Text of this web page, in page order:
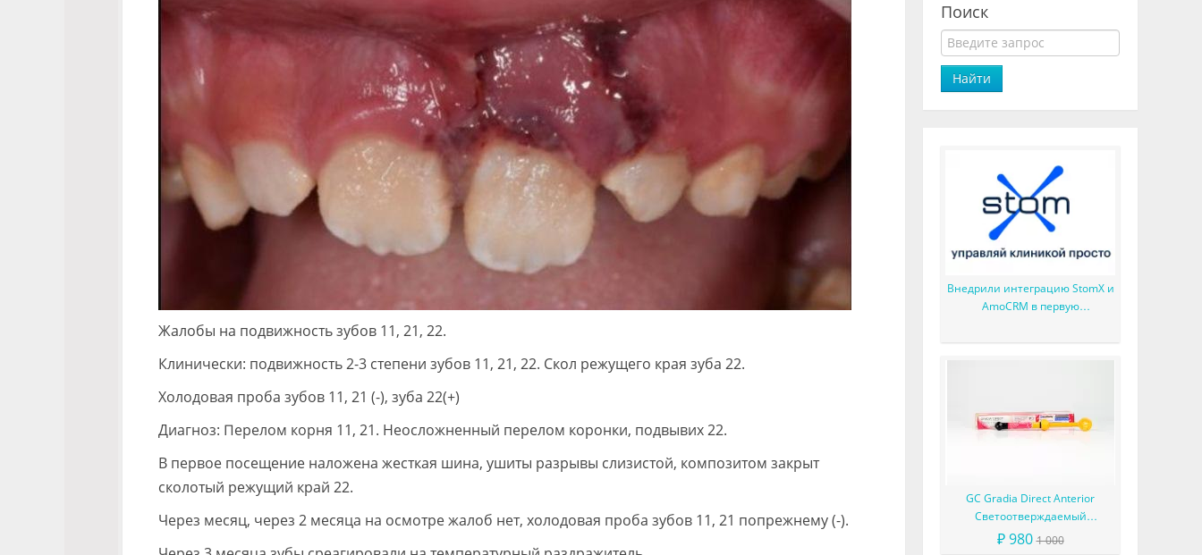
Жалобы на подвижность зубов 11, 21, 22.
Клинически: подвижность 2-3 степени зубов 11, 21, 22. Скол режущего края зуба 22.
Холодовая проба зубов 11, 21 (-), зуба 22(+)
Диагноз: Перелом корня 11, 21. Неосложненный перелом коронки, подвывих 22.
В первое посещение наложена жесткая шина, ушиты разрывы слизистой, композитом закрыт
сколотый режущий край 22.
Через месяц, через 2 месяца на осмотре жалоб нет, холодовая проба зубов 11, 21 попрежнему (-).
Поиск
Найти
Внедрили интеграцию StomX и
AmoCRM в первую
GC Gradia Direct Anterior
Светоотверждаемый
микрофильный гибридный
₽ 9801 000